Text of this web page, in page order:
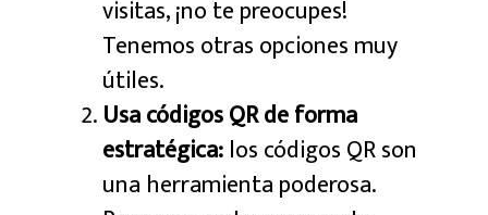
visitas, ¡no te preocupes!
Tenemos otras opciones muy
útiles.
Usa códigos QR de forma
estratégica:los códigos QR son
una herramienta poderosa.